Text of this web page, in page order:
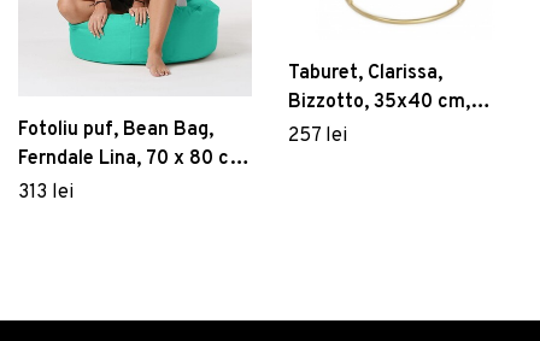
Fotoliu puf, Bean Bag,
Ferndale Lina, 70 x 80 cm,
poliester impermeabil,
313 lei
Taburet, Clarissa,
Bizzotto, 35x40 cm,
otel/catifea, verde bottle
257 lei